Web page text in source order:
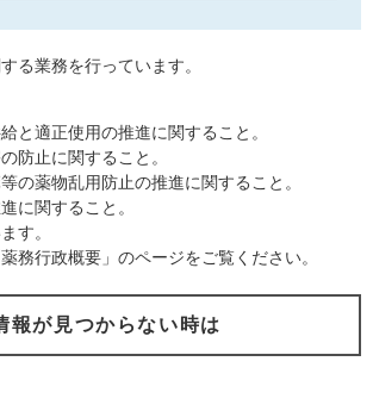
る業務を行っています。
と適正使用の推進に関すること。
防止に関すること。
の薬物乱用防止の推進に関すること。
に関すること。
す。
務行政概要」のページをご覧ください。
報が見つからない時は